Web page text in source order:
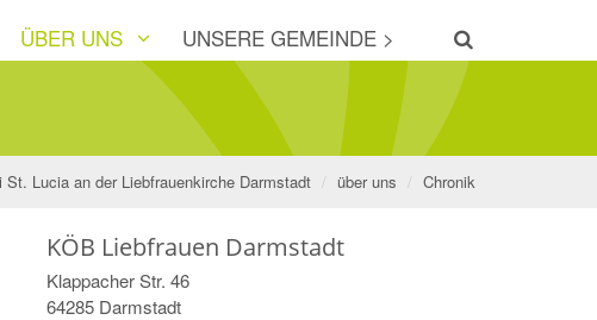
ÜBER UNS UNSERE GEMEINDE >
St. Lucia an der Liebfrauenkirche Darmstadt über uns Chronik
KÖB Liebfrauen Darmstadt
Klappacher Str. 46
64285 Darmstadt